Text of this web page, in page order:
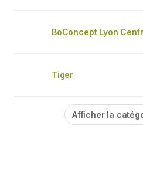
BoConcept Lyon
Tiger
Afficher la